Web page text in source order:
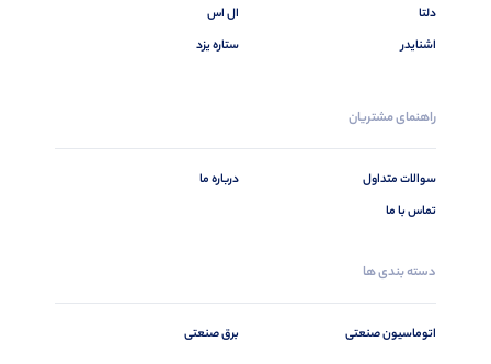
دلتا
اشنایدر
ال اس
ستاره یزد
راهنمای مشتریان
سوالات متداول
تماس با ما
درباره ما
دسته بندی ها
اتوماسیون صنعتی برق صنعتی